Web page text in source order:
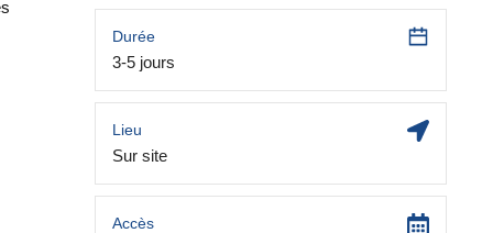
Durée
3-5 jours
Lieu
Sur site
Accès